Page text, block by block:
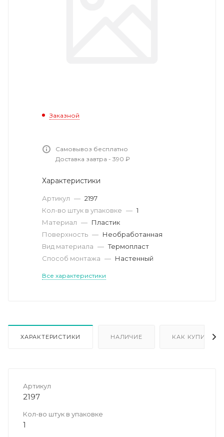
Заказной
Самовывоз бесплатно
Доставка завтра - 390 ₽
Характеристики
Артикул — 2197
Кол-во штук в упаковке — 1
Материал — Пластик
Поверхность — Необработанная
Вид материала — Термопласт
Способ монтажа — Настенный
Все характеристики
ХАРАКТЕРИСТИКИ НАЛИЧИЕ КАК КУПИТЬ
Артикул
2197
Кол-во штук в упаковке
1